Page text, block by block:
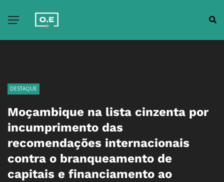
DESTAQUE
Moçambique na lista cinzenta por
incumprimento das
recomendações internacionais
contra o branqueamento de
capitais e financiamento ao